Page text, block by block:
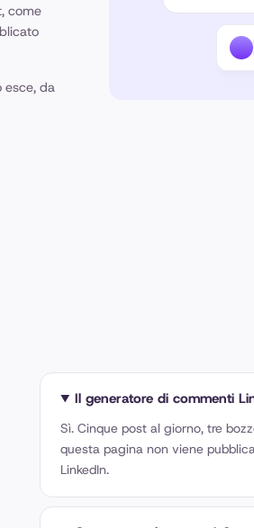
come
esce, da
Adesso
rilasciamo
Il generatore di commenti
Sì. Cinque post al giorno, tre
questa pagina non viene
LinkedIn.